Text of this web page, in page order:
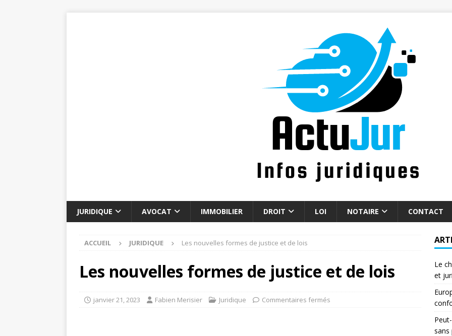
JURIDIQUE AVOCAT IMMOBILIER DROIT LOI NOTAIRE CONTACT
ACCUEIL JURIDIQUE Les nouvelles formes de justice et de lois
Les nouvelles formes de justice et de lois
janvier 21, 2023 Fabien Merisier Juridique Commentaires fermés
Le
et
sans